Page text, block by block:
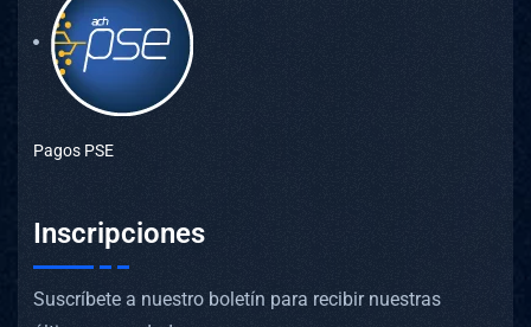
Pagos PSE
Inscripciones
Suscríbete a nuestro boletín para recibir nuestras